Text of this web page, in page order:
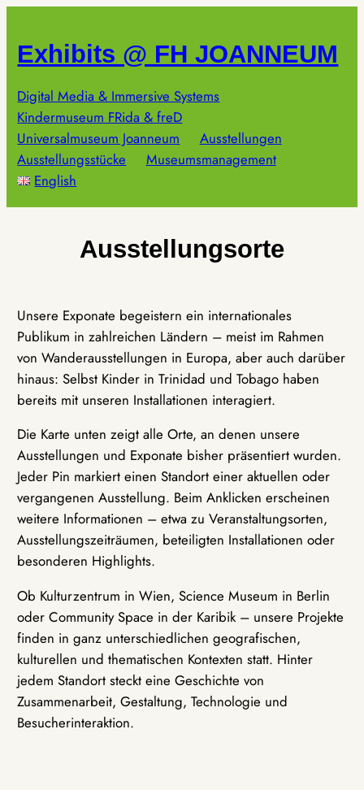
springen
Exhibits @ FH JOANNEUM
Digital Media & Immersive Systems
Kindermuseum FRida & freD
Universalmuseum Joanneum
Ausstellungen
Ausstellungsstücke
Museumsmanagement
English
Ausstellungsorte
Unsere Exponate begeistern ein internationales
Publikum in zahlreichen Ländern – meist im Rahmen
von Wanderausstellungen in Europa, aber auch darüber
hinaus: Selbst Kinder in Trinidad und Tobago haben
bereits mit unseren Installationen interagiert.
Die Karte unten zeigt alle Orte, an denen unsere
Ausstellungen und Exponate bisher präsentiert wurden.
Jeder Pin markiert einen Standort einer aktuellen oder
vergangenen Ausstellung. Beim Anklicken erscheinen
weitere Informationen – etwa zu Veranstaltungsorten,
Ausstellungszeiträumen, beteiligten Installationen oder
besonderen Highlights.
Ob Kulturzentrum in Wien, Science Museum in Berlin
oder Community Space in der Karibik – unsere Projekte
finden in ganz unterschiedlichen geografischen,
kulturellen und thematischen Kontexten statt. Hinter
jedem Standort steckt eine Geschichte von
Zusammenarbeit, Gestaltung, Technologie und
Besucherinteraktion.